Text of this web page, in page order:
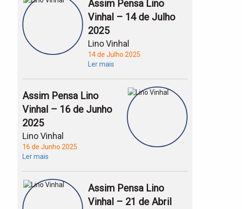
Assim Pensa Lino
Vinhal – 14 de Julho
2025
Lino Vinhal
14 de Julho 2025
Ler mais
Assim Pensa Lino
Vinhal – 16 de Junho
2025
Lino Vinhal
16 de Junho 2025
Ler mais
Assim Pensa Lino
Vinhal – 21 de Abril